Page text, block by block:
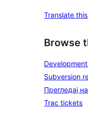
Translate
Browse
Subversion
Прегледај
Trac tickets